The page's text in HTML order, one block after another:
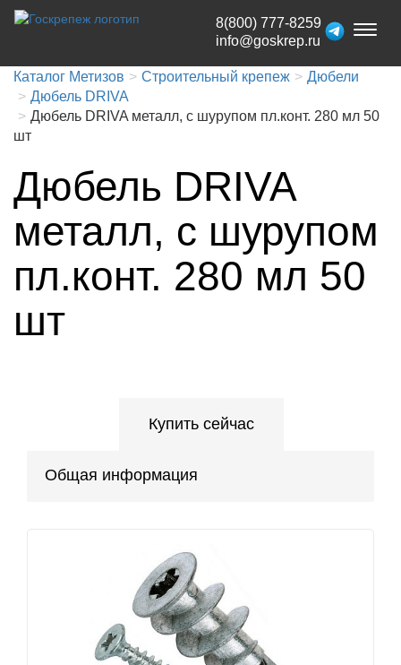
Toggle
8(800) 777-8259
info@goskrep.ru
Каталог Метизов Строительный крепеж
Дюбели
Дюбель DRIVA
Дюбель DRIVA металл, с шурупом пл.конт. 280 мл 50
шт
Дюбель DRIVA
металл, с шурупом
пл.конт. 280 мл 50
шт
Купить сейчас
Общая информация